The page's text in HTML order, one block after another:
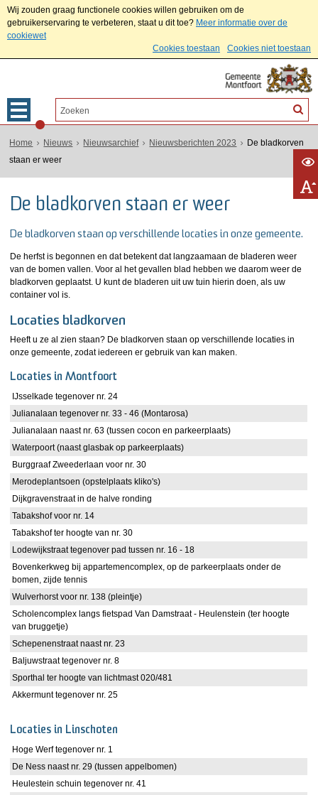
Wij zouden graag functionele cookies willen gebruiken om de
gebruikerservaring te verbeteren, staat u dit toe? Meer informatie over de
cookiewet
Cookies toestaan
Cookies niet toestaan
Home Nieuws Nieuwsarchief Nieuwsberichten 2023
De bladkorven
staan er weer
De bladkorven staan er weer
De bladkorven staan op verschillende locaties in onze gemeente.
De herfst is begonnen en dat betekent dat langzaamaan de bladeren weer
van de bomen vallen. Voor al het gevallen blad hebben we daarom weer de
bladkorven geplaatst. U kunt de bladeren uit uw tuin hierin doen, als uw
container vol is.
Locaties bladkorven
Heeft u ze al zien staan? De bladkorven staan op verschillende locaties in
onze gemeente, zodat iedereen er gebruik van kan maken.
Locaties in Montfoort
IJsselkade tegenover nr. 24
Julianalaan tegenover nr. 33 - 46 (Montarosa)
Julianalaan naast nr. 63 (tussen cocon en parkeerplaats)
Waterpoort (naast glasbak op parkeerplaats)
Burggraaf Zweederlaan voor nr. 30
Merodeplantsoen (opstelplaats kliko's)
Dijkgravenstraat in de halve ronding
Tabakshof voor nr. 14
Tabakshof ter hoogte van nr. 30
Lodewijkstraat tegenover pad tussen nr. 16 - 18
Bovenkerkweg bij appartemencomplex, op de parkeerplaats onder de
bomen, zijde tennis
Wulverhorst voor nr. 138 (pleintje)
Scholencomplex langs fietspad Van Damstraat - Heulenstein (ter hoogte
van bruggetje)
Schepenenstraat naast nr. 23
Baljuwstraat tegenover nr. 8
Sporthal ter hoogte van lichtmast 020/481
Akkermunt tegenover nr. 25
Locaties in Linschoten
Hoge Werf tegenover nr. 1
De Ness naast nr. 29 (tussen appelbomen)
Heulestein schuin tegenover nr. 41